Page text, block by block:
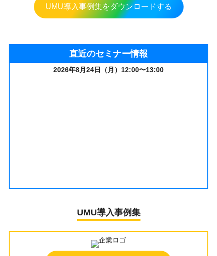
UMU導入事例集をダウンロードする
直近のセミナー情報
2026年8月24日（月）12:00〜13:00
UMU導入事例集